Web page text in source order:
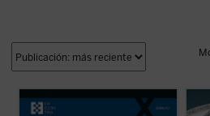
En este libro lúcido y provocador, Luigi
Giussani se adentra en la cuestión decisiva
La